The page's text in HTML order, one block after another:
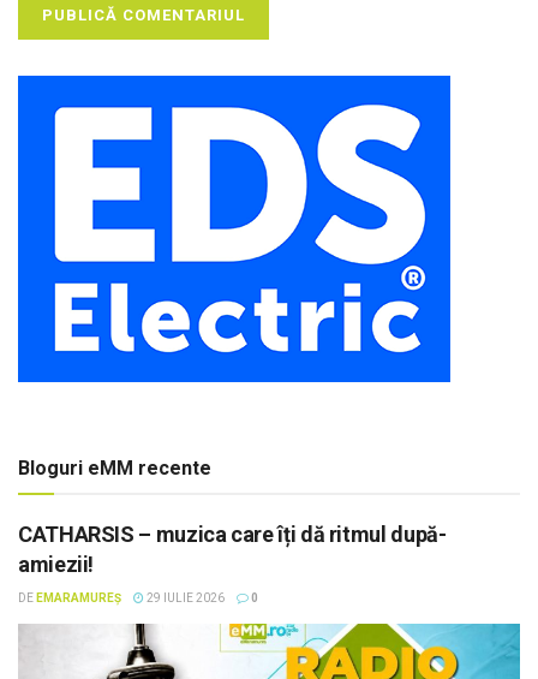
Bloguri eMM recente
CATHARSIS – muzica care îți dă ritmul după-
amiezii!
DE EMARAMUREȘ 29 IULIE 2026 0